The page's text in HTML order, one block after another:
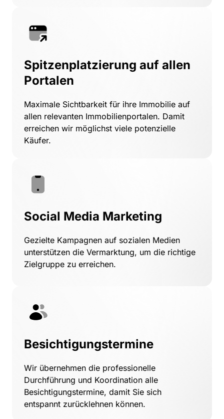
Spitzenplatzierung auf allen
Portalen
Maximale Sichtbarkeit für ihre Immobilie
allen relevanten Immobilienportalen.
erreichen wir möglichst viele
Käufer.
Social Media Marketing
Gezielte Kampagnen auf sozialen
unterstützen die Vermarktung, um die
Zielgruppe zu erreichen.
Besichtigungstermine
Wir übernehmen die
Durchführung und Koordination
Besichtigungstermine, damit Sie
entspannt zurücklehnen können.